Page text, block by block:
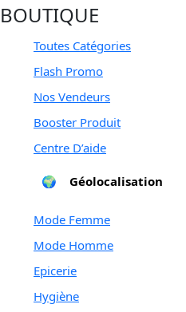
BOUTIQUE
Toutes Catégories
Flash Promo
Nos Vendeurs
Booster Produit
Centre D’aide
🌍 Géolocalisation
Mode Femme
Mode Homme
Epicerie
Hygiène